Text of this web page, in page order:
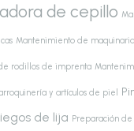
de cepillo
Mantenimiento de
rodillos de imprenta
y artículos de piel
de lija Preparación